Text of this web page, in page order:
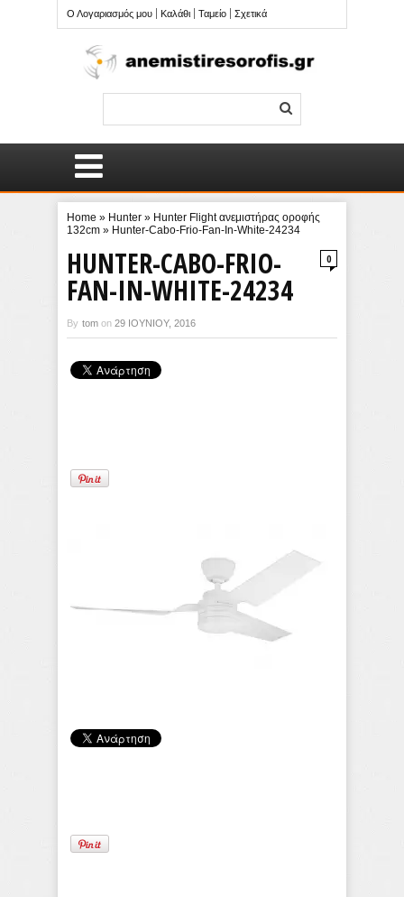
Ο Λογαριασμός μου Καλάθι Ταμείο Σχετικά
Home » Hunter » Hunter Flight ανεμιστήρας οροφής
132cm » Hunter-Cabo-Frio-Fan-In-White-24234
0
HUNTER-CABO-FRIO-
FAN-IN-WHITE-24234
By tom on 29 ΙΟΥΝΊΟΥ, 2016